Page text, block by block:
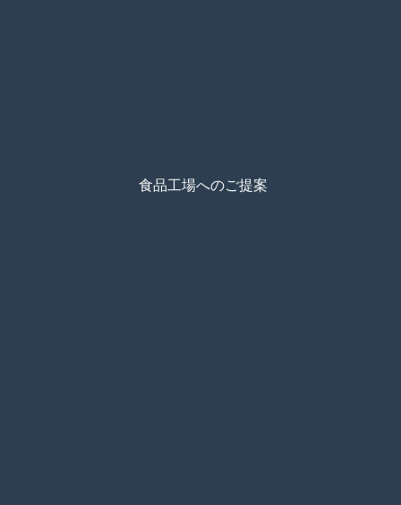
食品工場へのご提案